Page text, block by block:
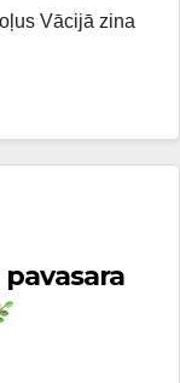
Vācijā zina